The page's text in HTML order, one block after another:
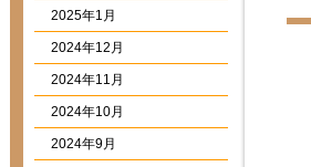
2025年1月
2024年12月
2024年11月
2024年10月
2024年9月
ー